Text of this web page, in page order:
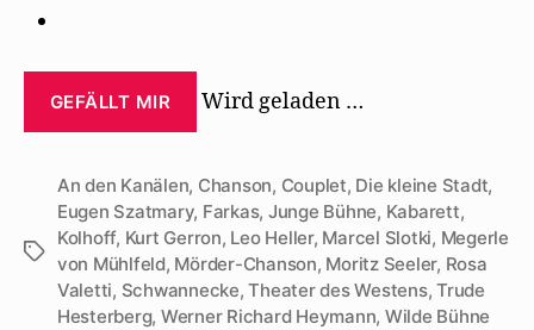
GEFÄLLT MIR Wird geladen …
Schlagwörter
An den Kanälen, Chanson, Couplet, Die kleine Stadt,
Eugen Szatmary, Farkas, Junge Bühne, Kabarett,
Kolhoff, Kurt Gerron, Leo Heller, Marcel Slotki, Megerle
von Mühlfeld, Mörder-Chanson, Moritz Seeler, Rosa
Valetti, Schwannecke,Theater des Westens,Trude
Hesterberg, Werner Richard Heymann, Wilde Bühne